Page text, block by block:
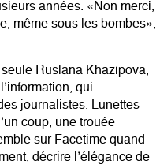
années. «Non merci,
même sous les bombes»,
Ruslana Khazipova,
qui
journalistes. Lunettes
coup, une trouée
sur Facetime quand
décrire l’élégance de